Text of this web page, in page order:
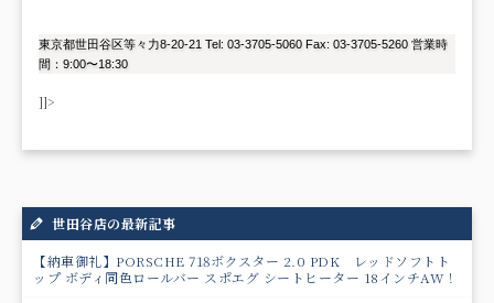
東京都世田谷区等々力8-20-21 Tel: 03-3705-5060 Fax: 03-3705-5260 営業時
間：9:00〜18:30
]]>
世田谷店の最新記事
【納車御礼】PORSCHE 718ボクスター 2.0 PDK レッドソフトト
ップ ボディ同色ロールバー スポエグ シートヒーター 18インチAW！